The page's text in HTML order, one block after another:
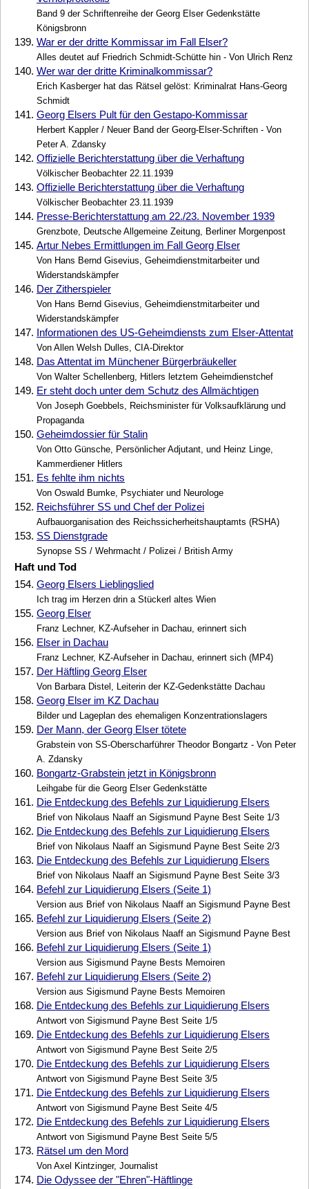
Band 9 der Schriftenreihe der Georg Elser Gedenkstätte
Königsbronn
139. War er der dritte Kommissar im Fall Elser?
Alles deutet auf Friedrich Schmidt-Schütte hin - Von Ulrich Renz
140. Wer war der dritte Kriminalkommissar?
Erich Kasberger hat das Rätsel gelöst: Kriminalrat Hans-Georg
Schmidt
141. Georg Elsers Pult für den Gestapo-Kommissar
Herbert Kappler / Neuer Band der Georg-Elser-Schriften - Von
Peter A. Zdansky
142. Offizielle Berichterstattung über die Verhaftung
Völkischer Beobachter 22.11.1939
143. Offizielle Berichterstattung über die Verhaftung
Völkischer Beobachter 23.11.1939
144. Presse-Berichterstattung am 22./23. November 1939
Grenzbote, Deutsche Allgemeine Zeitung, Berliner Morgenpost
145. Artur Nebes Ermittlungen im Fall Georg Elser
Von Hans Bernd Gisevius, Geheimdienstmitarbeiter und
Widerstandskämpfer
146. Der Zitherspieler
Von Hans Bernd Gisevius, Geheimdienstmitarbeiter und
Widerstandskämpfer
147. Informationen des US-Geheimdiensts zum Elser-Attentat
Von Allen Welsh Dulles, CIA-Direktor
148. Das Attentat im Münchener Bürgerbräukeller
Von Walter Schellenberg, Hitlers letztem Geheimdienstchef
149. Er steht doch unter dem Schutz des Allmächtigen
Von Joseph Goebbels, Reichsminister für Volksaufklärung und
Propaganda
150. Geheimdossier für Stalin
Von Otto Günsche, Persönlicher Adjutant, und Heinz Linge,
Kammerdiener Hitlers
151. Es fehlte ihm nichts
Von Oswald Bumke, Psychiater und Neurologe
152. Reichsführer SS und Chef der Polizei
Aufbauorganisation des Reichssicherheitshauptamts (RSHA)
153. SS Dienstgrade
Synopse SS / Wehrmacht / Polizei / British Army
Haft und Tod
154. Georg Elsers Lieblingslied
Ich trag im Herzen drin a Stückerl altes Wien
155. Georg Elser
Franz Lechner, KZ-Aufseher in Dachau, erinnert sich
156. Elser in Dachau
Franz Lechner, KZ-Aufseher in Dachau, erinnert sich (MP4)
157. Der Häftling Georg Elser
Von Barbara Distel, Leiterin der KZ-Gedenkstätte Dachau
158. Georg Elser im KZ Dachau
Bilder und Lageplan des ehemaligen Konzentrationslagers
159. Der Mann, der Georg Elser tötete
Grabstein von SS-Oberscharführer Theodor Bongartz - Von Peter
A. Zdansky
160. Bongartz-Grabstein jetzt in Königsbronn
Leihgabe für die Georg Elser Gedenkstätte
161. Die Entdeckung des Befehls zur Liquidierung Elsers
Brief von Nikolaus Naaff an Sigismund Payne Best Seite 1/3
162. Die Entdeckung des Befehls zur Liquidierung Elsers
Brief von Nikolaus Naaff an Sigismund Payne Best Seite 2/3
163. Die Entdeckung des Befehls zur Liquidierung Elsers
Brief von Nikolaus Naaff an Sigismund Payne Best Seite 3/3
164. Befehl zur Liquidierung Elsers (Seite 1)
Version aus Brief von Nikolaus Naaff an Sigismund Payne Best
165. Befehl zur Liquidierung Elsers (Seite 2)
Version aus Brief von Nikolaus Naaff an Sigismund Payne Best
166. Befehl zur Liquidierung Elsers (Seite 1)
Version aus Sigismund Payne Bests Memoiren
167. Befehl zur Liquidierung Elsers (Seite 2)
Version aus Sigismund Payne Bests Memoiren
168. Die Entdeckung des Befehls zur Liquidierung Elsers
Antwort von Sigismund Payne Best Seite 1/5
169. Die Entdeckung des Befehls zur Liquidierung Elsers
Antwort von Sigismund Payne Best Seite 2/5
170. Die Entdeckung des Befehls zur Liquidierung Elsers
Antwort von Sigismund Payne Best Seite 3/5
171. Die Entdeckung des Befehls zur Liquidierung Elsers
Antwort von Sigismund Payne Best Seite 4/5
172. Die Entdeckung des Befehls zur Liquidierung Elsers
Antwort von Sigismund Payne Best Seite 5/5
173. Rätsel um den Mord
Von Axel Kintzinger, Journalist
174. Die Odyssee der "Ehren"-Häftlinge